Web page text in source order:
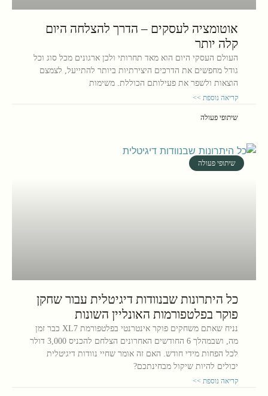
אוטומציה לעסקים – הדרך להצלחה היום
קלה יותר
העולם העסקי היום הוא מאד תחרותי ולכן ארגונים מכל סוג וכל
גודל מחפשים את הדרכים היצירתיות ביותר להתייעל, לצמצם
הוצאות ולשפר את פעילותם הכוללת. משימות
קריאה נוספת >>
שיתופי פעולה
שיתופי פעולה
כל היתרונות שבנוודות דיגיטלית עבור שחקן
פוקר בפלטפורמות האונליין השונות
נניח שאתם משחקים פוקר אינטרנטי בפלטפורמת XL7 כבר זמן
מה, ושבמהלך 6 החודשים האחרונים הצלחם להכניס 3,000 דולר
לכל הפחות מידי חודש. האם זה אומר שחיי נוודות דיגיטלית
יכולים להיות שיקול מבחינתכם?
קריאה נוספת >>